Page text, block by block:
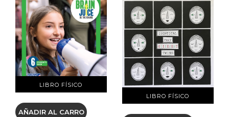
LIBRO FÍSICO
VER DETALLES
AÑADIR AL CARRO
LIBRO FÍSICO
VER DETALLES